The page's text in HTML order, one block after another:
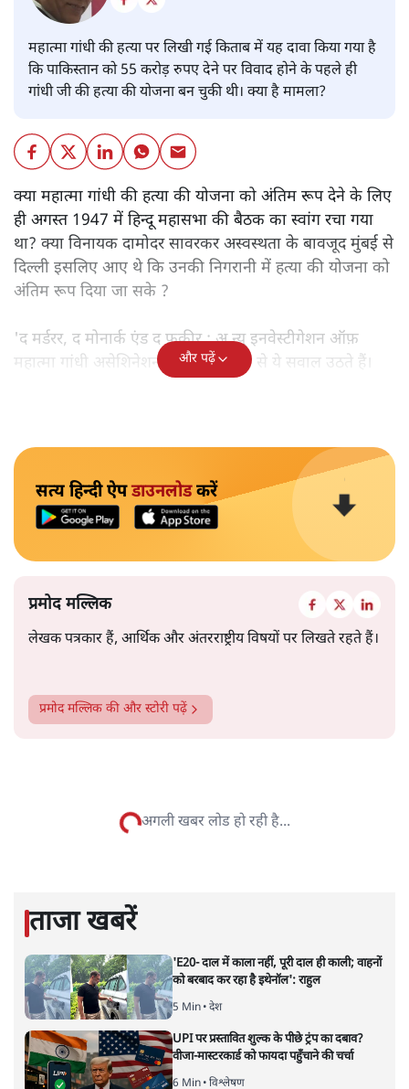
महात्मा गांधी की हत्या पर लिखी गई किताब में यह दावा किया गया है
कि पाकिस्तान को 55 करोड़ रुपए देने पर विवाद होने के पहले ही
गांधी जी की हत्या की योजना बन चुकी थी। क्या है मामला?
क्या महात्मा गांधी की हत्या की योजना को अंतिम रूप देने के लिए
ही अगस्त 1947 में हिन्दू महासभा की बैठक का स्वांग रचा गया
था? क्या विनायक दामोदर सावरकर अस्वस्थता के बावजूद मुंबई से
दिल्ली इसलिए आए थे कि उनकी निगरानी में हत्या की योजना को
अंतिम रूप दिया जा सके ?
'द मर्डरर, द मोनार्क एंड द फ़कीर : अ न्यू इनवेस्टीगेशन ऑफ़
महात्मा गांधी असेशिनेशन' नामक किताब से ये सवाल उठते हैं।
और पढ़ें
सत्य हिन्दी ऐपडाउनलोडकरें
प्रमोद मल्लिक
लेखक पत्रकार हैं, आर्थिक और अंतरराष्ट्रीय विषयों पर लिखते रहते हैं।
प्रमोद मल्लिक की और स्टोरी पढ़ें
सतह के नीचे उबलता संकट
अर्थतंत्र| शीतल पी. सिंह| 29 JAN, 2026
बजट
शीतल पी. सिंह